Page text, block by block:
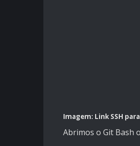
Imagem: Link SSH
Abrimos o Git Bash